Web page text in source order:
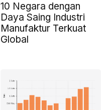
10 Negara dengan
Daya Saing Industri
Manufaktur Terkuat
Global